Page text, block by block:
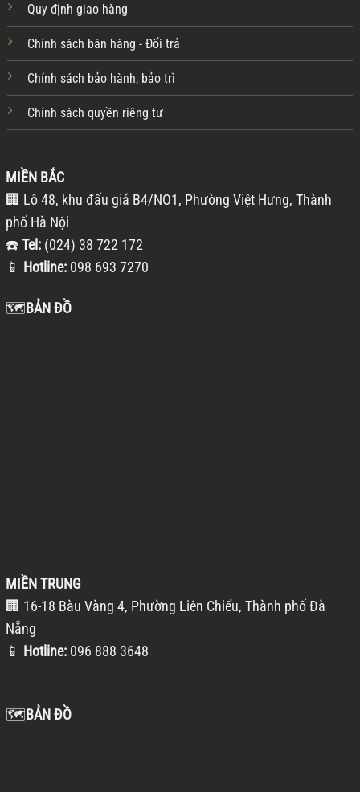
Quy định giao hàng
Chính sách bán hàng - Đổi trả
Chính sách bảo hành, bảo trì
Chính sách quyền riêng tư
MIỀN BẮC
🏢 Lô 48, khu đấu giá B4/NO1, Phường Việt Hưng, Thành
phố Hà Nội
☎️Tel: (024) 38 722 172
📱 Hotline: 098 693 7270
🗺️BẢN ĐỒ
MIỀN TRUNG
🏢 16-18 Bàu Vàng 4, Phường Liên Chiểu, Thành phố Đà
Nẵng
📱 Hotline: 096 888 3648
🗺️BẢN ĐỒ